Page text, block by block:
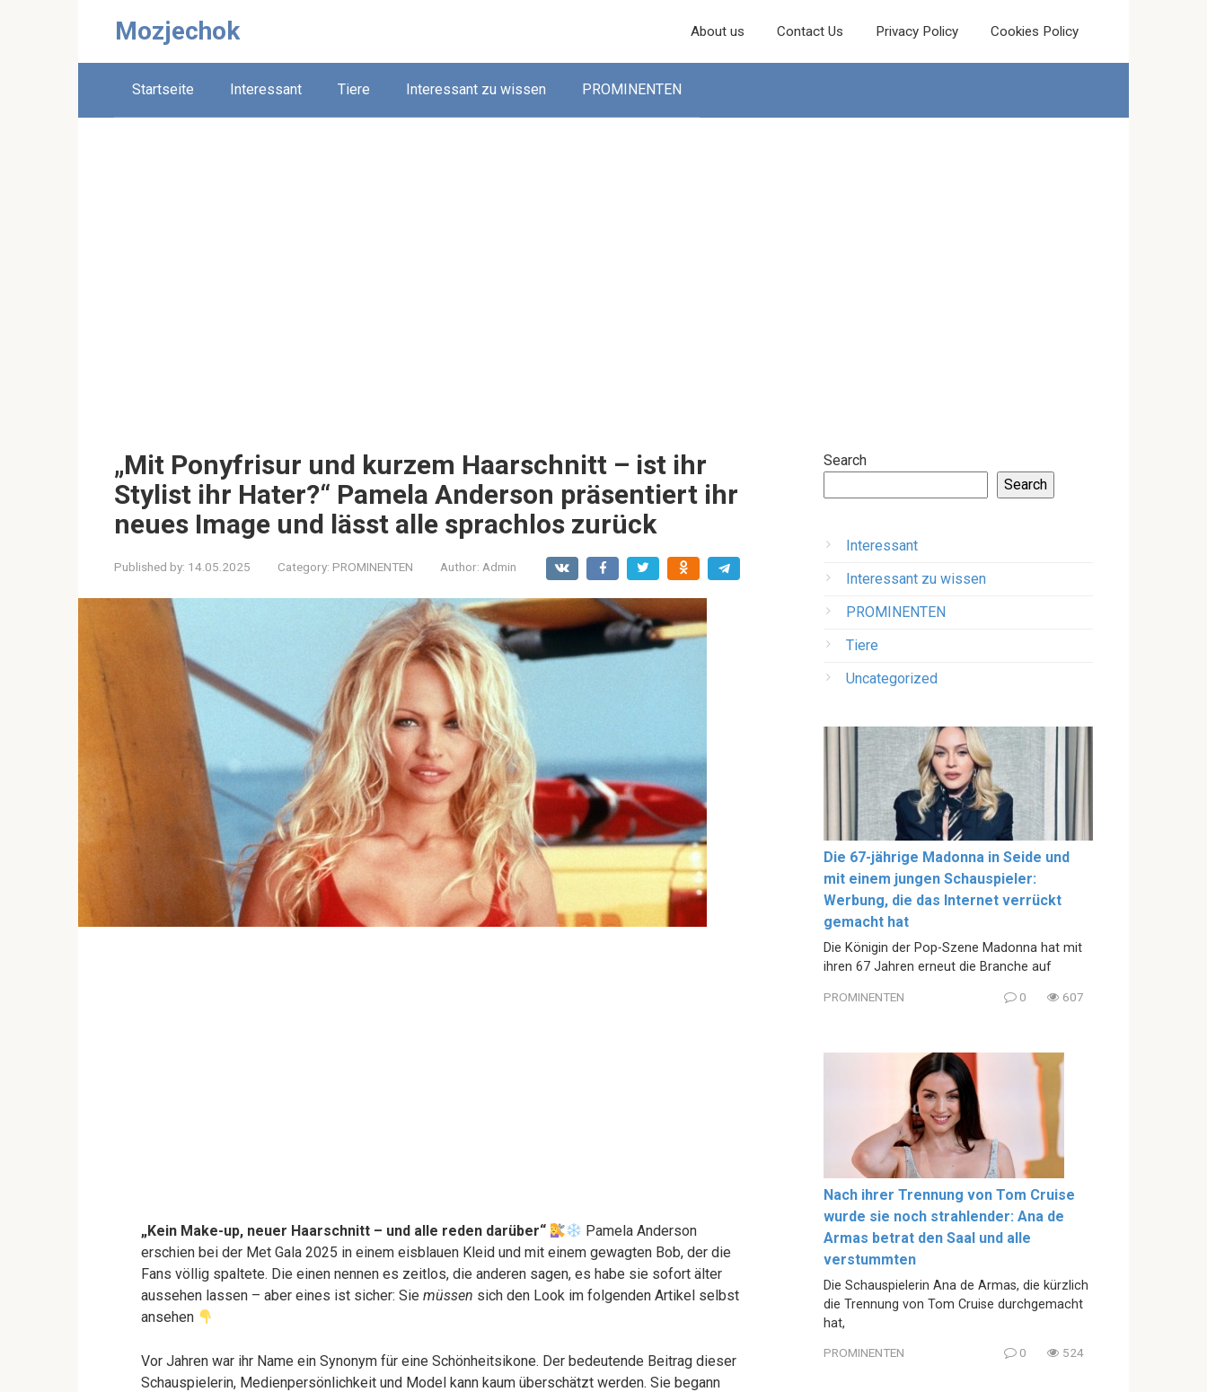
Mozjechok About us Contact Us Privacy Policy Cookies Policy
Startseite Interessant Tiere Interessant zu wissen PROMINENTEN
„Mit Ponyfrisur und kurzem Haarschnitt – ist ihr
Stylist ihr Hater?“ Pamela Anderson präsentiert ihr
neues Image und lässt alle sprachlos zurück
Published by: 14.05.2025 Category: PROMINENTEN Author: Admin
„Kein Make-up, neuer Haarschnitt – und alle reden darüber“
Pamela Anderson
erschien bei der Met Gala 2025 in einem eisblauen Kleid und mit einem gewagten Bob, der die
Fans völlig spaltete. Die einen nennen es zeitlos, die anderen sagen, es habe sie sofort älter
aussehen lassen – aber eines ist sicher: Sie müssen sich den Look im folgenden Artikel selbst
ansehen
Vor Jahren war ihr Name ein Synonym für eine Schönheitsikone. Der bedeutende Beitrag dieser
Schauspielerin, Medienpersönlichkeit und Model kann kaum überschätzt werden. Sie begann
Search
Search
Interessant
Interessant zu wissen
PROMINENTEN
Tiere
Uncategorized
Die 67-jährige Madonna in Seide und
mit einem jungen Schauspieler:
Werbung, die das Internet verrückt
gemacht hat
Die Königin der Pop-Szene Madonna hat mit
ihren 67 Jahren erneut die Branche auf
PROMINENTEN 0 607
Nach ihrer Trennung von Tom Cruise
wurde sie noch strahlender: Ana de
Armas betrat den Saal und alle
verstummten
Die Schauspielerin Ana de Armas, die kürzlich
die Trennung von Tom Cruise durchgemacht
hat,
PROMINENTEN 0 524